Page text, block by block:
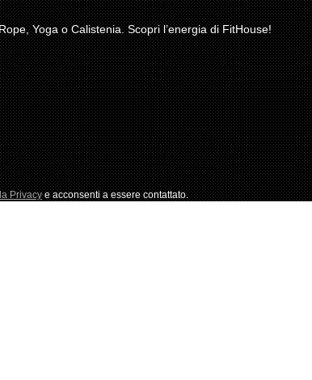
Yoga o Calistenia. Scopri l’energia di FitHouse!
Privacye acconsenti a essere contattato.